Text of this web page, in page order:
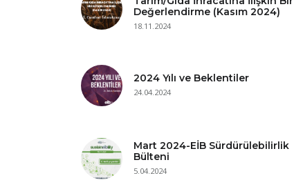
Değerlendirme (Kasım 2024)
18.11.2024
2024 Yılı ve Beklentiler
24.04.2024
Mart 2024-EİB Sürdürülebilirlik
Bülteni
5.04.2024